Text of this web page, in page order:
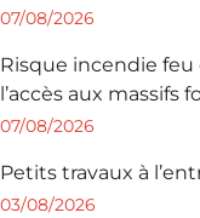
07/08/2026
Risque incendie feu
l’accès aux
07/08/2026
Petits travaux à
03/08/2026